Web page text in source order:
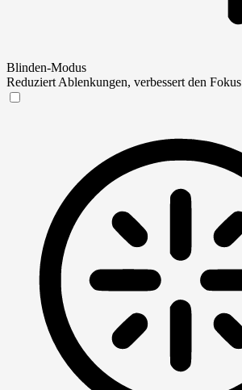
Blinden-Modus
Reduziert Ablenkungen, verbessert den Fokus